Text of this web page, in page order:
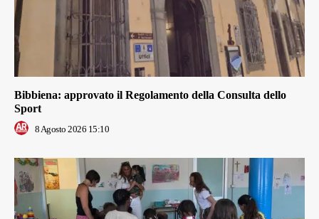
Bibbiena: approvato il Regolamento della Consulta dello
Sport
8 Agosto 2026 15:10